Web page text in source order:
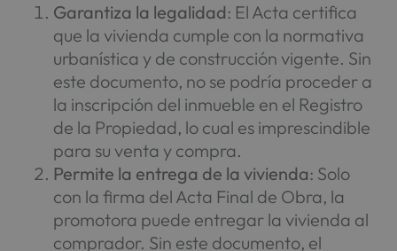
Garantiza la legalidad: El Acta certifica
que la vivienda cumple con la normativa
urbanística y de construcción vigente. Sin
este documento, no se podría proceder a
la inscripción del inmueble en el Registro
de la Propiedad, lo cual es imprescindible
para su venta y compra.
Permite la entrega de la vivienda: Solo
con la firma del Acta Final de Obra, la
promotora puede entregar la vivienda al
comprador. Sin este documento, el